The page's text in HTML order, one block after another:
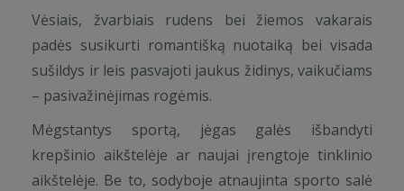
Vėsiais, žvarbiais rudens bei žiemos vakarais
padės susikurti romantišką nuotaiką bei visada
sušildys ir leis pasvajoti jaukus židinys, vaikučiams
– pasivažinėjimas rogėmis.
Mėgstantys sportą, jėgas galės išbandyti
krepšinio aikštelėje ar naujai įrengtoje tinklinio
aikštelėje. Be to, sodyboje atnaujinta sporto salė